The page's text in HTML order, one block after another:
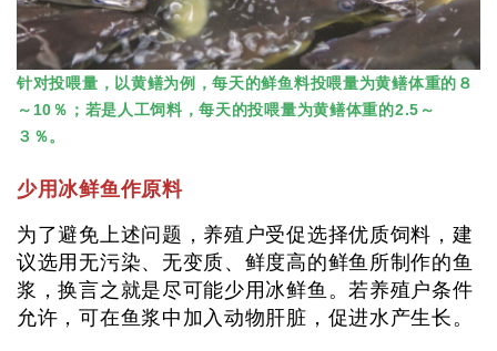
针对投喂量，以黄鳝为例，每天的鲜鱼料投喂量为黄鳝体重的８
～10％；若是人工饲料，每天的投喂量为黄鳝体重的2.5～
３％。
少用冰鲜鱼作原料
为了避免上述问题，养殖户受促选择优质饲料，建
议选用无污染、无变质、鲜度高的鲜鱼所制作的鱼
浆，换言之就是尽可能少用冰鲜鱼。若养殖户条件
允许，可在鱼浆中加入动物肝脏，促进水产生长。